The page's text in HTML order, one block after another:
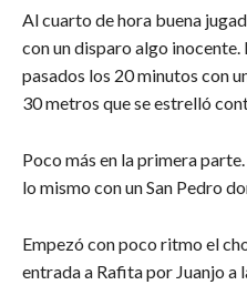
Al cuarto de hora buena
con un disparo algo
pasados los 20 minutos con
30 metros que se estrelló
Poco más en la primera
lo mismo con un San Pedro
Empezó con poco ritmo el
entrada a Rafita por Juanjo a